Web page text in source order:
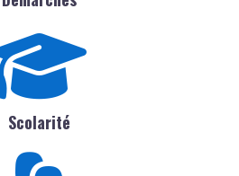
Scolarité